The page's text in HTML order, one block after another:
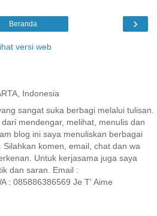
›
Beranda
versi web
Indonesia
sangat suka berbagi melalui tulisan.
mendengar, melihat, menulis dan
blog ini saya menuliskan berbagai
komen, email, chat dan wa
Untuk kerjasama juga saya
dan saran. Email :
: 085886386569 Je T' Aime